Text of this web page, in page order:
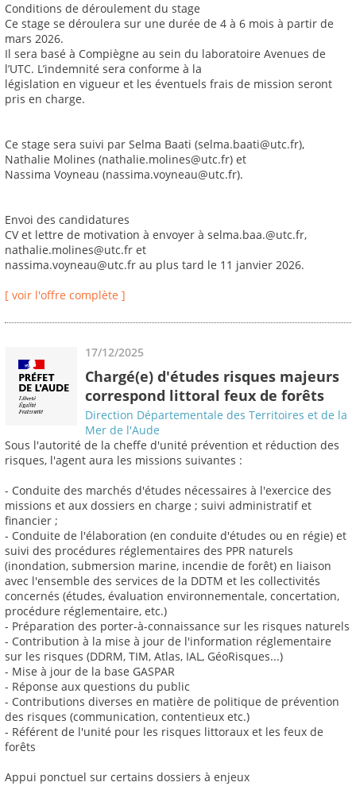
Conditions de déroulement du stage
Ce stage se déroulera sur une durée de 4 à 6 mois à partir de
mars 2026.
Il sera basé à Compiègne au sein du laboratoire Avenues de
l’UTC. L’indemnité sera conforme à la
législation en vigueur et les éventuels frais de mission seront
pris en charge.
Ce stage sera suivi par Selma Baati (selma.baati@utc.fr),
Nathalie Molines (nathalie.molines@utc.fr) et
Nassima Voyneau (nassima.voyneau@utc.fr).
Envoi des candidatures
CV et lettre de motivation à envoyer à selma.baa.@utc.fr,
nathalie.molines@utc.fr et
nassima.voyneau@utc.fr au plus tard le 11 janvier 2026.
[ voir l'offre complète ]
17/12/2025
Chargé(e) d'études risques majeurs
correspond littoral feux de forêts
Direction Départementale des Territoires et de la
Mer de l'Aude
Sous l'autorité de la cheffe d'unité prévention et réduction des
risques, l'agent aura les missions suivantes :
- Conduite des marchés d'études nécessaires à l'exercice des
missions et aux dossiers en charge ; suivi administratif et
financier ;
- Conduite de l'élaboration (en conduite d'études ou en régie) et
suivi des procédures réglementaires des PPR naturels
(inondation, submersion marine, incendie de forêt) en liaison
avec l'ensemble des services de la DDTM et les collectivités
concernés (études, évaluation environnementale, concertation,
procédure réglementaire, etc.)
- Préparation des porter-à-connaissance sur les risques naturels
- Contribution à la mise à jour de l'information réglementaire
sur les risques (DDRM, TIM, Atlas, IAL, GéoRisques...)
- Mise à jour de la base GASPAR
- Réponse aux questions du public
- Contributions diverses en matière de politique de prévention
des risques (communication, contentieux etc.)
- Référent de l'unité pour les risques littoraux et les feux de
forêts
Appui ponctuel sur certains dossiers à enjeux